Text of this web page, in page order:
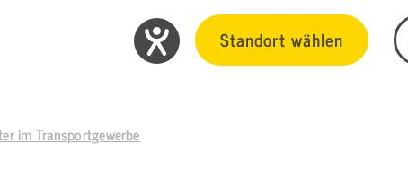
Standort wählen
im Transportgewerbe